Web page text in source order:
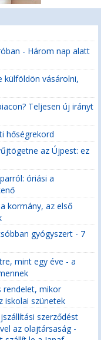
- Három nap alatt
külföldön vásárolni,
Teljesen új irányt
hőségrekord
az Újpest: ez
óriási a
kormány, az első
gyógyszert - 7
mint egy éve - a
rendelet, mikor
iskolai szünetek
szerződést
az olajtársaság -